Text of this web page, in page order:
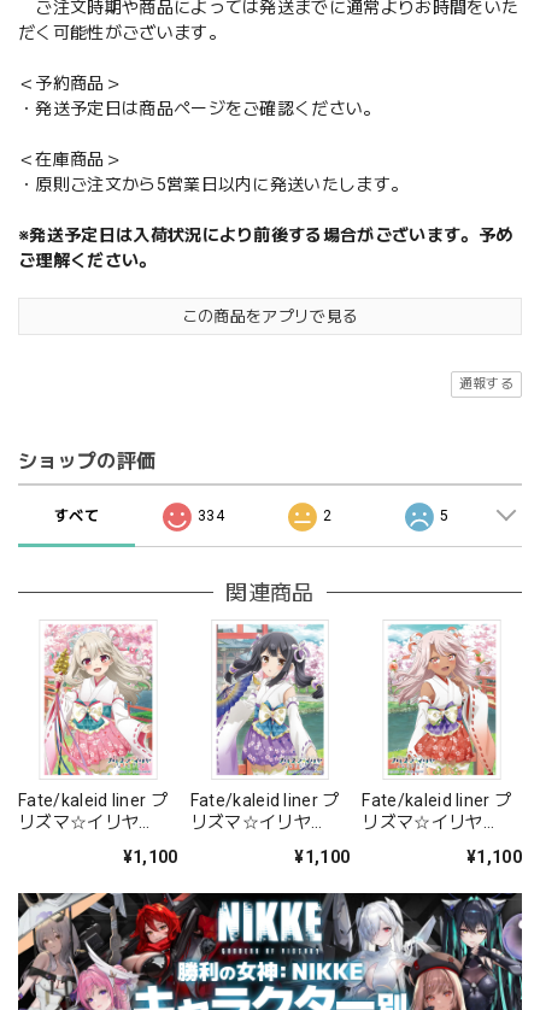
ご注文時期や商品によっては発送までに通常よりお時間をいた
だく可能性がございます。
＜予約商品＞
・発送予定日は商品ページをご確認ください。
＜在庫商品＞
・原則ご注文から5営業日以内に発送いたします。
※発送予定日は入荷状況により前後する場合がございます。予め
ご理解ください。
この商品をアプリで見る
通報する
ショップの評価
すべて 334 2 5
関連商品
Fate/kaleid liner プ
リズマ☆イリヤ
女 描き下ろしスリー
¥1,100
Fate/kaleid liner プ
リズマ☆イリヤ
女 描き下ろしスリー
¥1,100
Fate/kaleid liner プ
リズマ☆イリヤ
女 描き下ろしスリー
¥1,100